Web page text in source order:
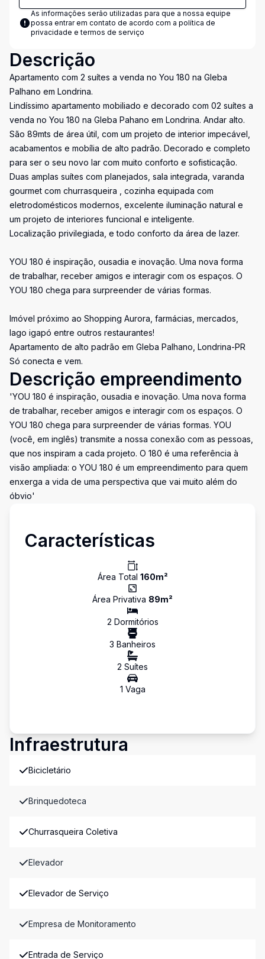
As informações serão utilizadas para que a nossa equipe
possa entrar em contato de acordo com a política de
privacidade e termos de serviço
Descrição
Apartamento com 2 suítes a venda no You 180 na Gleba
Palhano em Londrina.
Lindíssimo apartamento mobiliado e decorado com 02 suítes a
venda no You 180 na Gleba Pahano em Londrina. Andar alto.
São 89mts de área útil, com um projeto de interior impecável,
acabamentos e mobília de alto padrão. Decorado e completo
para ser o seu novo lar com muito conforto e sofisticação.
Duas amplas suítes com planejados, sala integrada, varanda
gourmet com churrasqueira , cozinha equipada com
eletrodomésticos modernos, excelente iluminação natural e
um projeto de interiores funcional e inteligente.
Localização privilegiada, e todo conforto da área de lazer.
YOU 180 é inspiração, ousadia e inovação. Uma nova forma
de trabalhar, receber amigos e interagir com os espaços. O
YOU 180 chega para surpreender de várias formas.
Imóvel próximo ao Shopping Aurora, farmácias, mercados,
lago igapó entre outros restaurantes!
Apartamento de alto padrão em Gleba Palhano, Londrina-PR
Só conecta e vem.
Descrição empreendimento
'YOU 180 é inspiração, ousadia e inovação. Uma nova forma
de trabalhar, receber amigos e interagir com os espaços. O
YOU 180 chega para surpreender de várias formas. YOU
(você, em inglês) transmite a nossa conexão com as pessoas,
que nos inspiram a cada projeto. O 180 é uma referência à
visão ampliada: o YOU 180 é um empreendimento para quem
enxerga a vida de uma perspectiva que vai muito além do
óbvio'
Características
Área Total 160m²
Área Privativa 89m²
2 Dormitórios
3 Banheiros
2 Suítes
1 Vaga
Infraestrutura
Bicicletário
Brinquedoteca
Churrasqueira Coletiva
Elevador
Elevador de Serviço
Empresa de Monitoramento
Entrada de Serviço